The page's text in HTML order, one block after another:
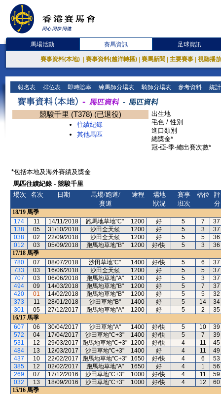
馬場活動 賽馬資訊 足球資訊
賽事資料(本地) 賽事資料(越洋轉播) 賽馬新聞 主要賽事 視聽播
報名表 排位表 即時賠率 練馬師分場表 騎師分場表 參考資料 統
競駿千里 (T378) (已退役)
往績紀錄
其他馬匹
出生地
毛色 / 性別
進口類別
總獎金*
冠-亞-季-總出賽次數*
*包括本地及海外賽績及獎金
馬匹往績紀錄 - 競駿千里
場次
名次 日期
馬場/跑道/
賽道
途程
場地
狀況
賽事
班次
檔位
評
分
18/19 馬季
174
11 14/11/2018 跑馬地草地"C" 1200 好 5 7
37
138
05 31/10/2018 沙田全天候 1200 好 5 3
37
038
02 22/09/2018 沙田全天候 1200 好 5 5
36
012
03 05/09/2018 跑馬地草地"B" 1200 好/快 5 3
36
17/18 馬季
780
07 08/07/2018 沙田草地"C" 1400 好/快 5 6
37
733
03 16/06/2018 沙田全天候 1200 好 5 5
37
707
03 06/06/2018 跑馬地草地"A" 1200 好 5 3
37
494
09 14/03/2018 跑馬地草地"B" 1200 好 5 7
37
420
01 14/02/2018 跑馬地草地"B" 1200 好 5 5
32
373
11 28/01/2018 沙田草地"B" 1400 好 5 14
34
301
05 27/12/2017 跑馬地草地"A" 1200 好 5 2
35
16/17 馬季
607
06 30/04/2017 沙田草地"A" 1400 好/快 5 10
39
572
04 17/04/2017 沙田草地"C+3" 1400 好/快 5 7
39
531
12 29/03/2017 跑馬地草地"C+3" 1200 好/快 4 11
45
484
13 12/03/2017 沙田草地"C+3" 1400 好 4 11
49
437
10 22/02/2017 跑馬地草地"C+3" 1650 好/快 4 6
53
385
12 02/02/2017 跑馬地草地"A" 1650 好 4 1
56
269
07 17/12/2016 沙田草地"C+3" 1000 好/快 4 11
59
032
13 18/09/2016 沙田草地"C+3" 1000 好/快 4 12
60
15/16 馬季